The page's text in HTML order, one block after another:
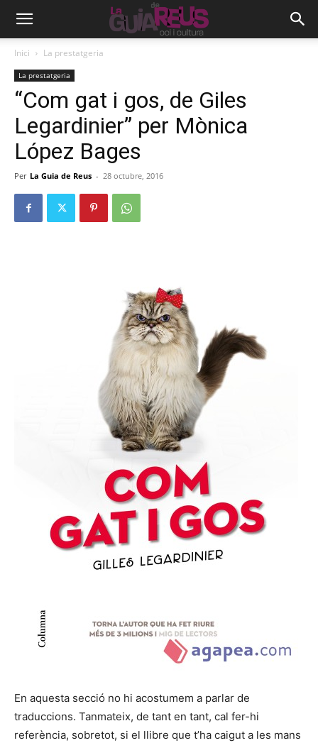
Inici La prestatgeria
La prestatgeria
“Com gat i gos, de Giles
Legardinier” per Mònica
López Bages
Per La Guia de Reus - 28 octubre, 2016
En aquesta secció no hi acostumem a parlar de
traduccions. Tanmateix, de tant en tant, cal fer-hi
referència, sobretot, si el llibre que t’ha caigut a les mans